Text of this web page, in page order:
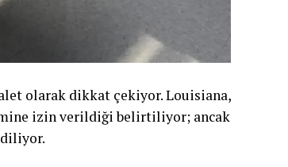
olarak dikkat çekiyor. Louisiana,
izin verildiği belirtiliyor; ancak